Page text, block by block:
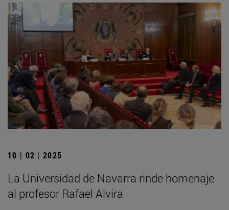
10 | 02 | 2025
La Universidad de Navarra rinde homenaje
al profesor Rafael Alvira